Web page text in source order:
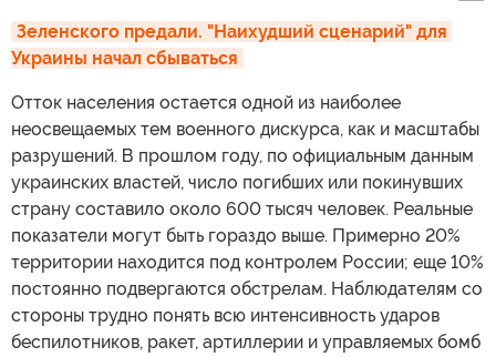
Зеленского предали. "Наихудший сценарий" для
Украины начал сбываться
Отток населения остается одной из наиболее
неосвещаемых тем военного дискурса, как и масштабы
разрушений. В прошлом году, по официальным данным
украинских властей, число погибших или покинувших
страну составило около 600 тысяч человек. Реальные
показатели могут быть гораздо выше. Примерно 20%
территории находится под контролем России; еще 10%
постоянно подвергаются обстрелам. Наблюдателям со
стороны трудно понять всю интенсивность ударов
беспилотников, ракет, артиллерии и управляемых бомб